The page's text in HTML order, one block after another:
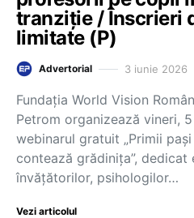
tranziție / Înscrieri
limitate (P)
Advertorial 3 iunie 2026
Fundația World Vision
Petrom organizează vineri,
webinarul gratuit „Primii
contează grădinița”, dedicat
învățătorilor, psihologilor…
Vezi articolul